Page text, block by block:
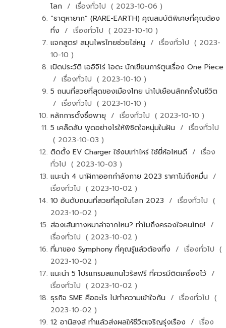
โลก / เรื่องทั่วไป ( 2023-10-06 )
“ธาตุหายาก” (RARE-EARTH) คุณสมบัติพิเศษที่คุณต้อง
ทึ่ง / เรื่องทั่วไป ( 2023-10-10 )
แจกสูตร! สมุนไพรไทยช่วยไล่หนู / เรื่องทั่วไป ( 2023-
10-10 )
เปิดประวัติ เออิจิโร่ โอดะ นักเขียนการ์ตูนเรื่อง One Piece
/ เรื่องทั่วไป ( 2023-10-10 )
5 ถนนที่สวยที่สุดของเมืองไทย น่าไปเยือนสักครั้งในชีวิต
/ เรื่องทั่วไป ( 2023-10-10 )
หลักการตั้งชื่อพายุ / เรื่องทั่วไป ( 2023-10-10 )
5 เคล็ดลับ พูดอย่างไรให้พิชิตใจหนุ่มในฝัน / เรื่องทั่วไป
( 2023-10-03 )
ติดตั้ง EV Charger ใช้งบเท่าไหร่ ใช้ยี่ห้อไหนดี / เรื่อง
ทั่วไป ( 2023-10-03 )
แนะนำ 4 นาฬิกาออกกำลังกาย 2023 ราคาไม่ถึงหมื่น /
เรื่องทั่วไป ( 2023-10-02 )
10 อันดับถนนที่สวยที่สุดในโลก 2023 / เรื่องทั่วไป (
2023-10-02 )
ส่องเส้นทางหมาล่าจากไหน? ทำไมถึงครองใจคนไทย! /
เรื่องทั่วไป ( 2023-10-02 )
ที่มาของ Symphony ที่คุณรู้แล้วต้องทึ่ง / เรื่องทั่วไป (
2023-10-02 )
แนะนำ 5 โปรแกรมสแกนไวรัสฟรี ที่ควรมีติดเครื่องไว้ /
เรื่องทั่วไป ( 2023-10-02 )
ธุรกิจ SME คืออะไร ไปทำความเข้าใจกัน / เรื่องทั่วไป (
2023-10-02 )
12 อานิสงส์ ทำแล้วส่งผลให้ชีวิตเจริญรุ่งเรือง / เรื่อง